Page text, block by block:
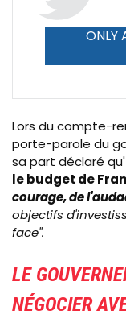
ONLY
Lors du compte-
porte-parole du
sa part déclaré qu'
le budget de
courage, de
objectifs
face".
LE
NÉGOCIER